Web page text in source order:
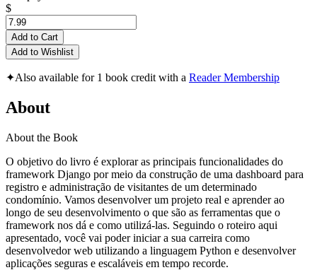
$
Add to Cart
Add to Wishlist
✦Also available for 1 book credit with a Reader Membership
About
About the Book
O objetivo do livro é explorar as principais funcionalidades do
framework Django por meio da construção de uma dashboard para
registro e administração de visitantes de um determinado
condomínio. Vamos desenvolver um projeto real e aprender ao
longo de seu desenvolvimento o que são as ferramentas que o
framework nos dá e como utilizá-las. Seguindo o roteiro aqui
apresentado, você vai poder iniciar a sua carreira como
desenvolvedor web utilizando a linguagem Python e desenvolver
aplicações seguras e escaláveis em tempo recorde.